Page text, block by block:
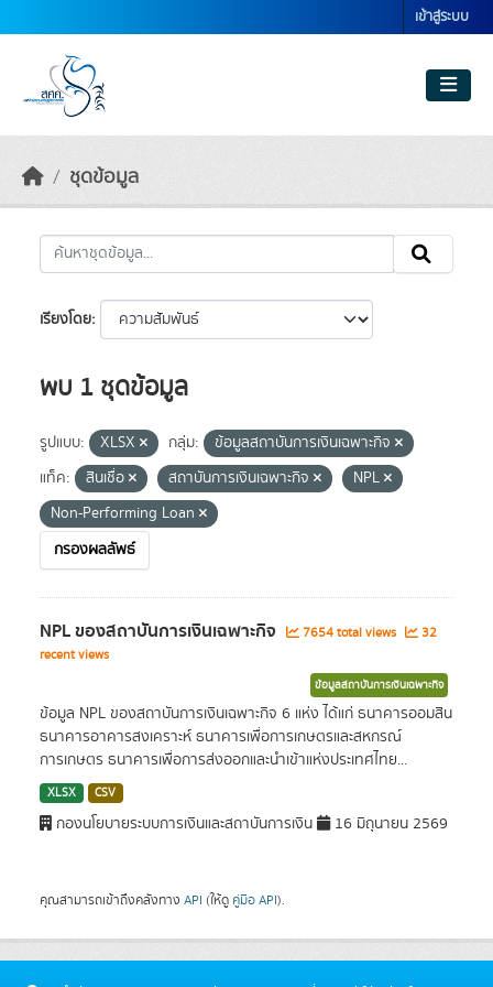
เข้าสู่ระบบ
ชุดข้อมูล
เรียงโดย
พบ 1 ชุดข้อมูล
รูปแบบ: XLSX กลุ่ม:
ข้อมูลสถาบันการเงินเฉพาะกิจ
แท็ค:
สินเชื่อ สถาบันการเงินเฉพาะกิจ
NPL
Non-Performing Loan
กรองผลลัพธ์
NPL ของสถาบันการเงินเฉพาะกิจ 7654 total views
32
recent views
ข้อมูลสถาบันการเงินเฉพาะกิจ
ข้อมูล NPL ของสถาบันการเงินเฉพาะกิจ 6 แห่ง ได้แก่ ธนาคารออมสิน
ธนาคารอาคารสงเคราะห์ ธนาคารเพื่อการเกษตรและสหกรณ์
การเกษตร ธนาคารเพื่อการส่งออกและนำเข้าแห่งประเทศไทย...
XLSX CSV
กองนโยบายระบบการเงินและสถาบันการเงิน 16 มิถุนายน 2569
คุณสามารถเข้าถึงคลังทาง API (ให้ดู คู่มือ API).